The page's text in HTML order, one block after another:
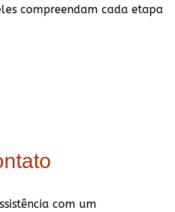
compreendam cada etapa
com um